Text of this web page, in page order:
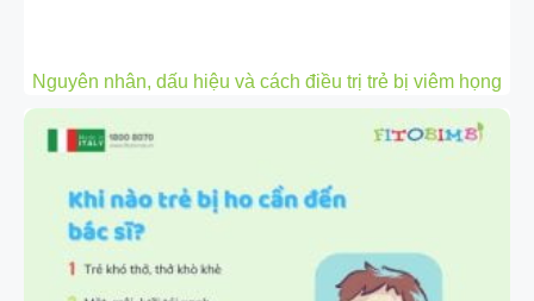
Nguyên nhân, dấu hiệu và cách điều trị trẻ bị viêm họng